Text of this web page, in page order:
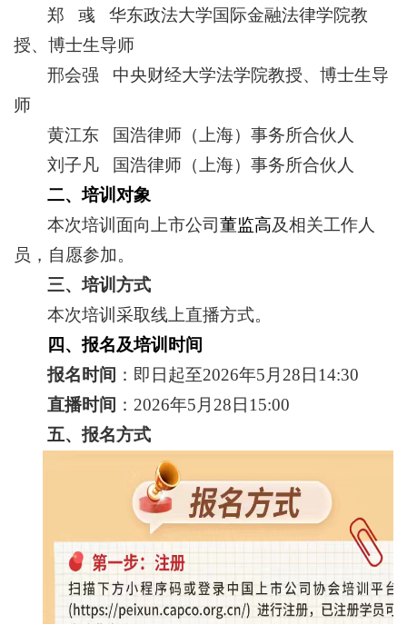
郑 彧 华东政法大学国际金融法律学院教
授、博士生导师
邢会强 中央财经大学法学院教授、博士生导
师
黄江东 国浩律师（上海）事务所合伙人
刘子凡 国浩律师（上海）事务所合伙人
二、培训对象
本次培训面向上市公司董监高及相关工作人
员，自愿参加。
三、培训方式
本次培训采取线上直播方式。
四、报名及培训时间
报名时间 ：即日起至2026年5月28日14:30
直播时间 ：2026年5月28日15:00
五、报名方式